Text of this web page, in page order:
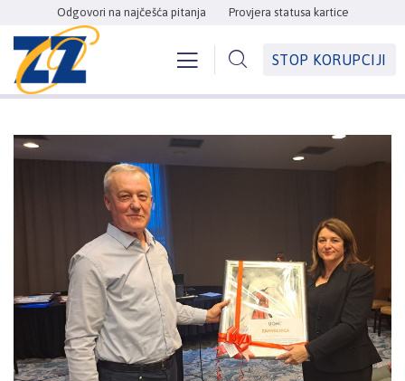
Odgovori na najčešća pitanja Provjera statusa kartice
STOP KORUPCIJI